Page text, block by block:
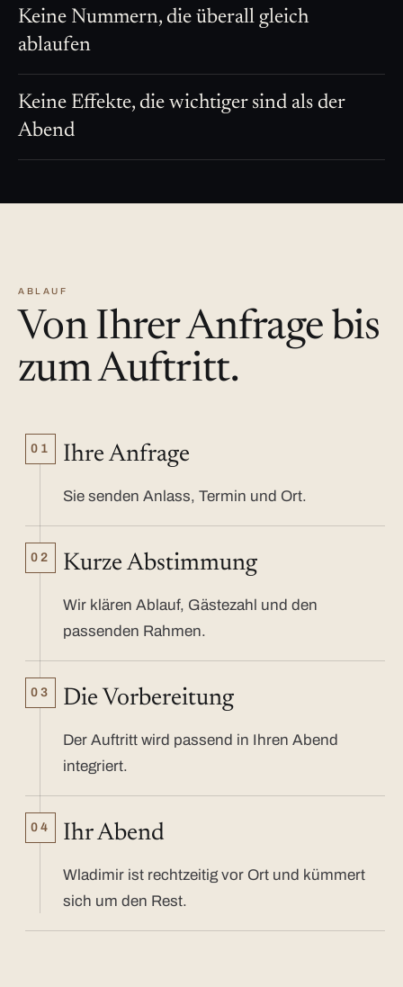
Keine Nummern, die überall gleich
ablaufen
Keine Effekte, die wichtiger sind als der
Abend
ABLAUF
Von Ihrer Anfrage bis
zum Auftritt.
01 Ihre Anfrage
Sie senden Anlass, Termin und Ort.
02 Kurze Abstimmung
Wir klären Ablauf, Gästezahl und den
passenden Rahmen.
03 Die Vorbereitung
Der Auftritt wird passend in Ihren Abend
integriert.
04 Ihr Abend
Wladimir ist rechtzeitig vor Ort und kümmert
sich um den Rest.